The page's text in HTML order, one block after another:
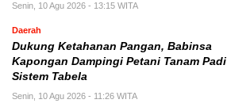
Senin, 10 Agu 2026 - 13:15 WITA
Daerah
Dukung Ketahanan Pangan, Babinsa
Kapongan Dampingi Petani Tanam Padi
Sistem Tabela
Senin, 10 Agu 2026 - 11:26 WITA